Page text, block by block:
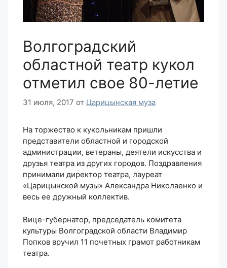
Волгоградский
областной театр кукол
отметил свое 80-летие
31 июля, 2017 от Царицынская муза
На торжество к кукольникам пришли
представители областной и городской
администрации, ветераны, деятели искусства и
друзья театра из других городов. Поздравления
принимали директор театра, лауреат
«Царицынской музы» Александра Николаенко и
весь ее дружный коллектив.
Вице-губернатор, председатель комитета
культуры Волгоградской области Владимир
Попков вручил 11 почетных грамот работникам
театра.